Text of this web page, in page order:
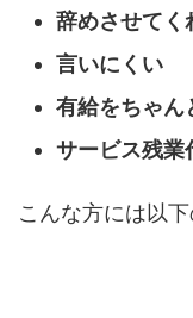
辞めさせてく
言いにくい
有給をちゃん
サービス残業
こんな方には以